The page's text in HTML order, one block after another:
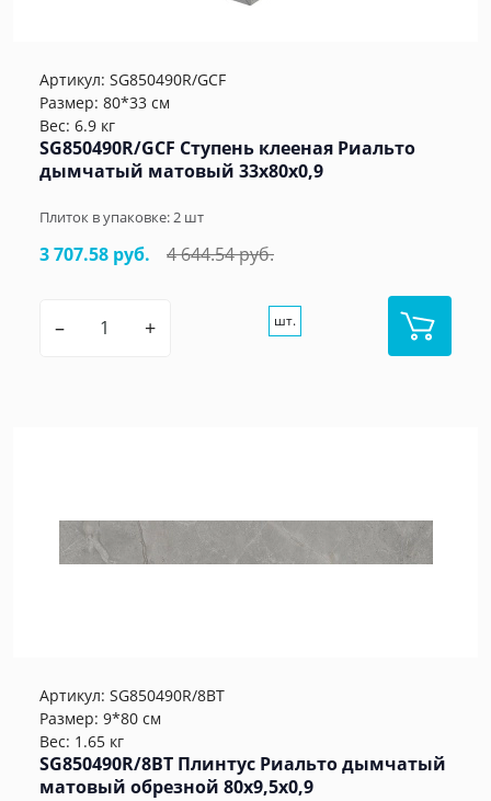
Артикул: SG850490R/GCF
Размер: 80*33 см
Вес: 6.9 кг
SG850490R/GCF Ступень клееная Риальто
дымчатый матовый 33x80x0,9
Плиток в упаковке:2 шт
3 707.58 руб. 4 644.54 руб.
– + шт.
Артикул: SG850490R/8BT
Размер: 9*80 см
Вес: 1.65 кг
SG850490R/8BT Плинтус Риальто дымчатый
матовый обрезной 80x9,5x0,9